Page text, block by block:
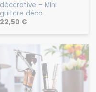
décorative – Mini
guitare déco
22,50 €